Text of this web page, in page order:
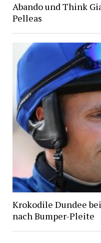
Abando und Think
Pelleas
Krokodile Dundee
nach Bumper-Pleite